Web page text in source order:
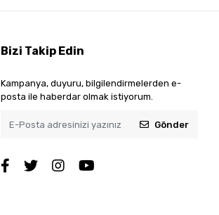
Bizi Takip Edin
Kampanya, duyuru, bilgilendirmelerden e-
posta ile haberdar olmak istiyorum.
Gönder